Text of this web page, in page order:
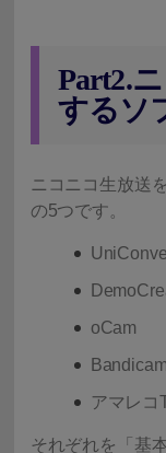
Part2.
するソ
ニコニコ生放送
の5つです。
oCam
Bandicam
アマレコ
それぞれを「基